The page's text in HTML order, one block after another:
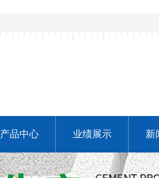
产品中心 业绩展示 新